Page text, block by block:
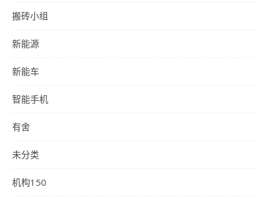
搬砖小组
新能源
新能车
智能手机
有舍
未分类
机构150